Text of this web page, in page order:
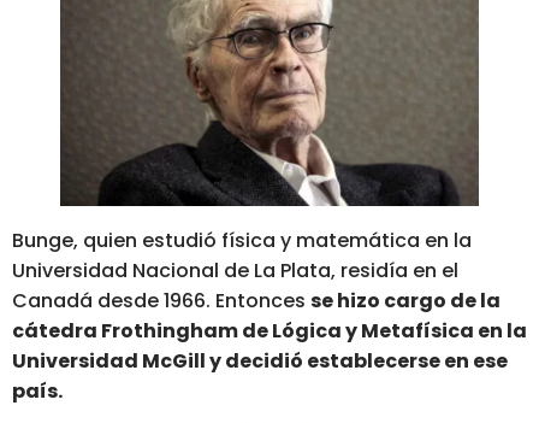
Bunge, quien estudió física y matemática en la
Universidad Nacional de La Plata, residía en el
Canadá desde 1966. Entonces se hizo cargo de la
cátedra Frothingham de Lógica y Metafísica en la
Universidad McGill y decidió establecerse en ese
país.